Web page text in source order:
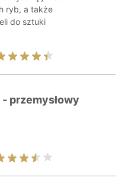
ryb, a także
do sztuki
przemysłowy